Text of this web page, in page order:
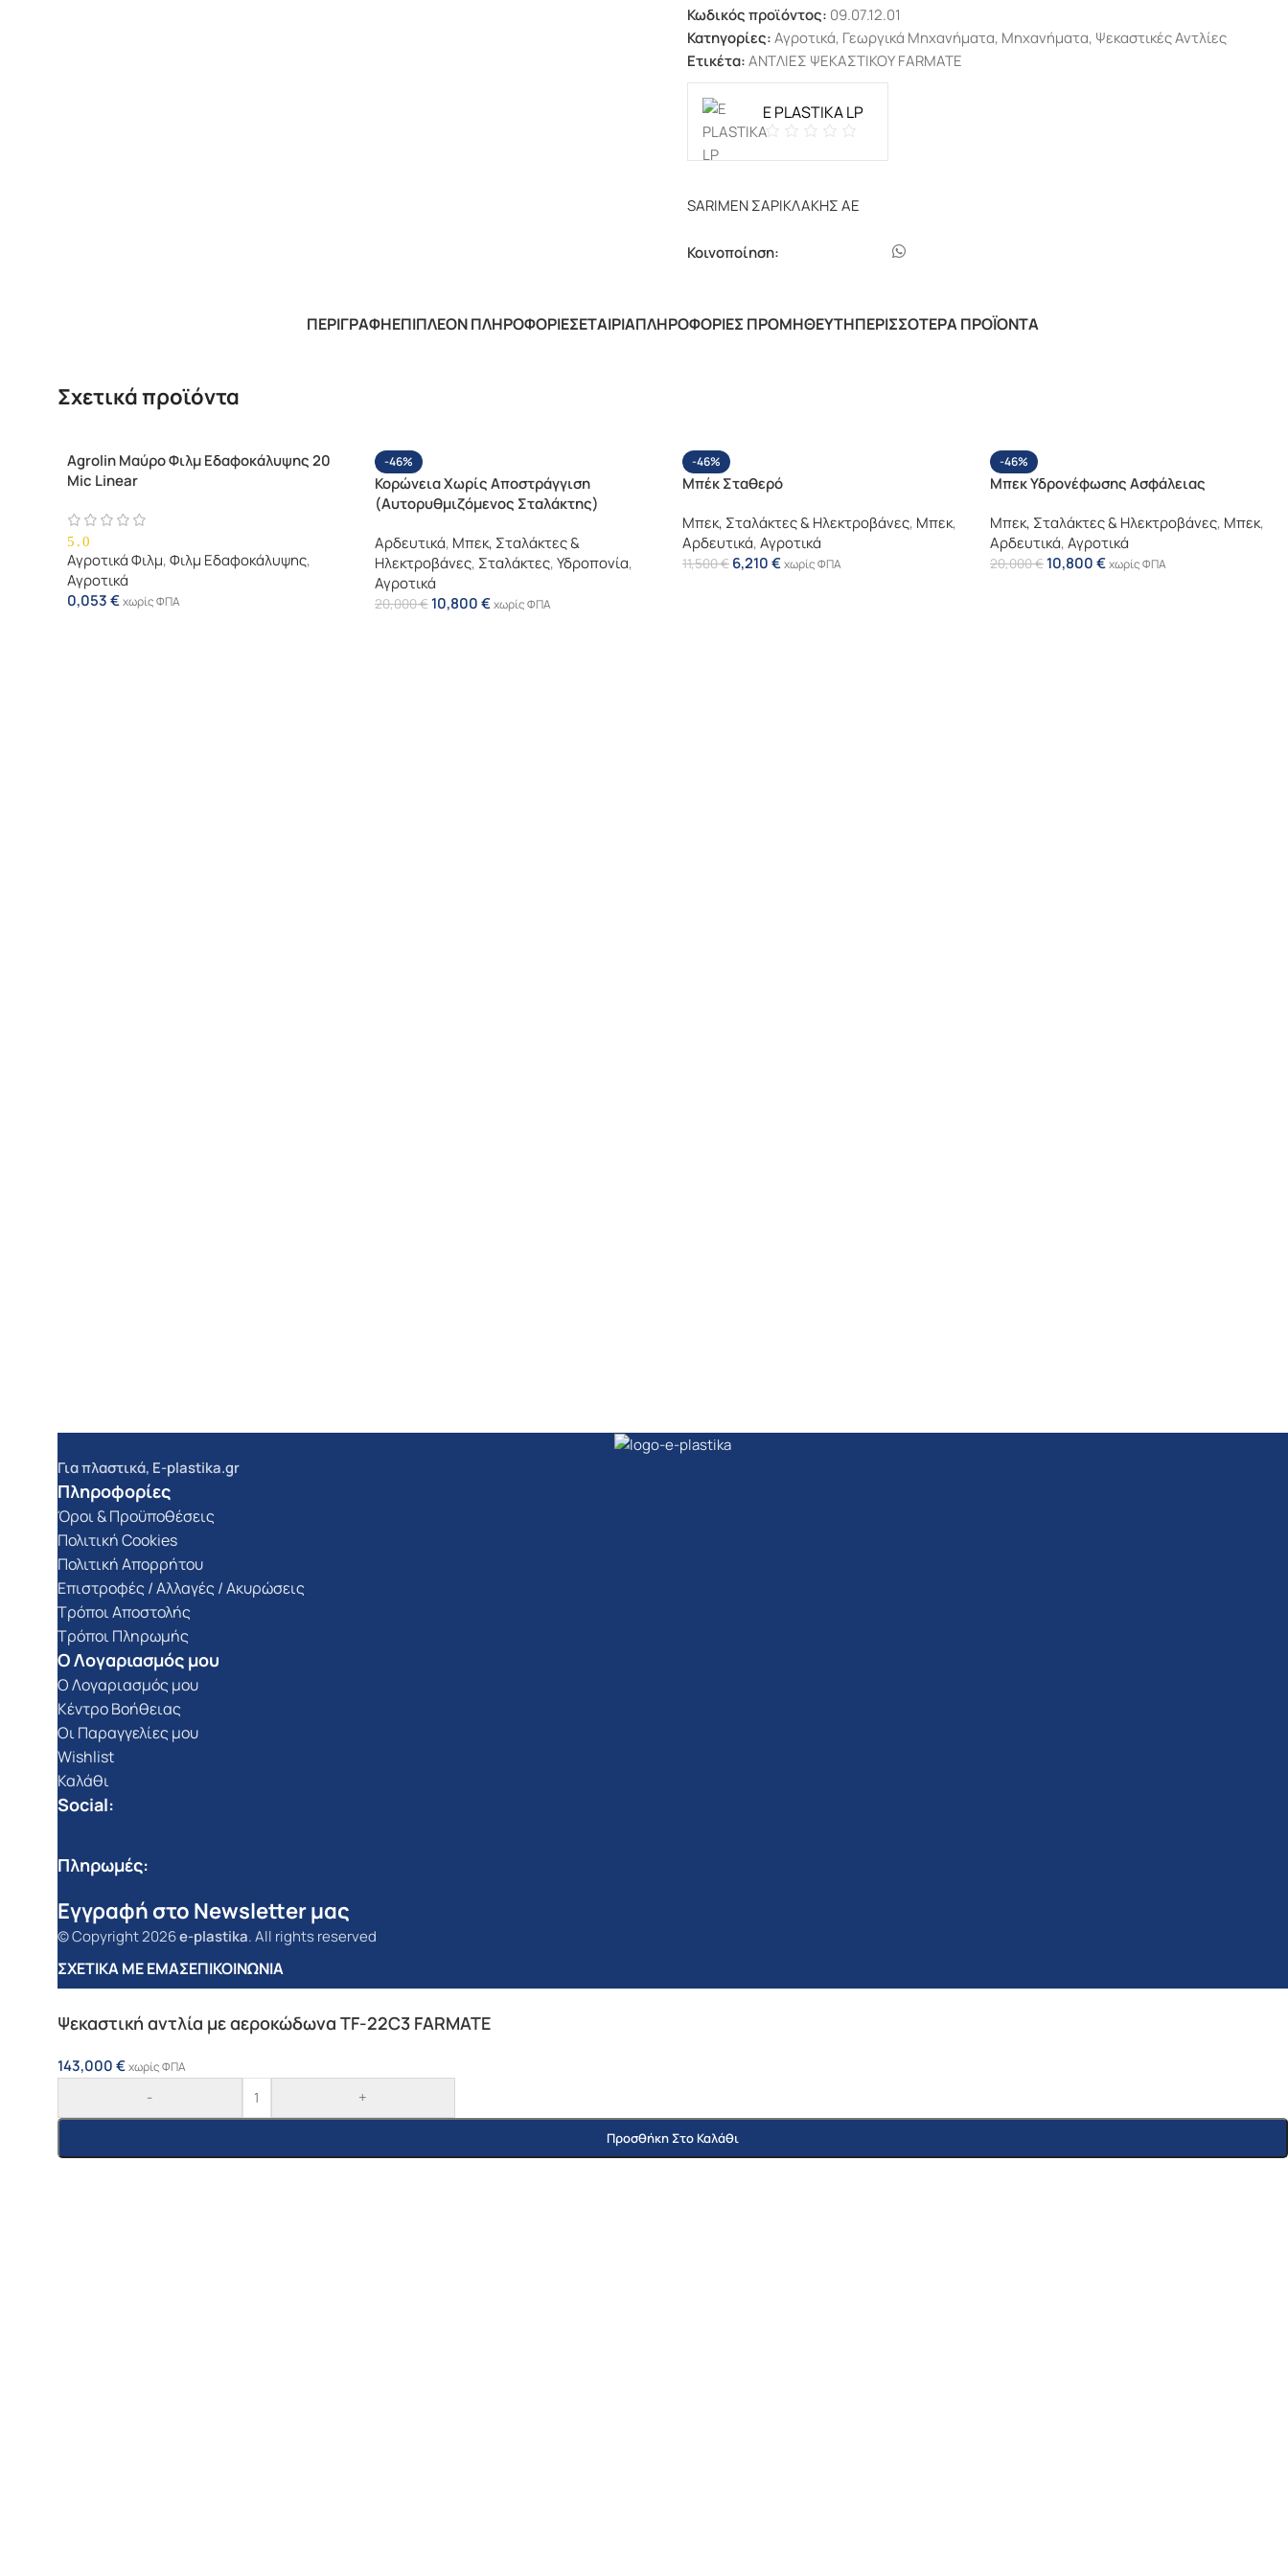
Κωδικός προϊόντος: 09.07.12.01
Κατηγορίες:Αγροτικά, Γεωργικά Μηχανήματα, Μηχανήματα, Ψεκαστικές Αντλίες
Ετικέτα:ΑΝΤΛΙΕΣ ΨΕΚΑΣΤΙΚΟΥ FARMATE
E PLASTIKA LP
SARIMEN ΣΑΡΙΚΛΑΚΗΣ ΑΕ
Κοινοποίηση:
ΠΕΡΙΓΡΑΦΉΕΠΙΠΛΈΟΝ ΠΛΗΡΟΦΟΡΊΕΣΕΤΑΙΡΊΑΠΛΗΡΟΦΟΡΊΕΣ ΠΡΟΜΗΘΕΥΤΉΠΕΡΙΣΣΌΤΕΡΑ ΠΡΟΪΌΝΤΑ
Σχετικά προϊόντα
Agrolin Μαύρο Φιλμ Εδαφοκάλυψης 20
Mic Linear
5.0
Αγροτικά Φιλμ,Φιλμ Εδαφοκάλυψης,
Αγροτικά
0,053€χωρίς ΦΠΑ
-46%
Κορώνεια Χωρίς Αποστράγγιση
(Αυτορυθμιζόμενος Σταλάκτης)
Αρδευτικά, Μπεκ, Σταλάκτες &
Ηλεκτροβάνες, Σταλάκτες,Υδροπονία,
Αγροτικά
20,000€ 10,800€χωρίς ΦΠΑ
-46%
Μπέκ Σταθερό
Μπεκ, Σταλάκτες & Ηλεκτροβάνες, Μπεκ,
Αρδευτικά,Αγροτικά
11,500€ 6,210€χωρίς ΦΠΑ
-46%
Μπεκ Υδρονέφωσης Ασφάλειας
Μπεκ, Σταλάκτες & Ηλεκτροβάνες, Μπεκ,
Αρδευτικά,Αγροτικά
20,000€ 10,800€χωρίς ΦΠΑ
Για πλαστικά, E-plastika.gr
Πληροφορίες
Όροι & Προϋποθέσεις
Πολιτική Cookies
Πολιτική Απορρήτου
Επιστροφές / Αλλαγές / Ακυρώσεις
Τρόποι Αποστολής
Τρόποι Πληρωμής
Ο Λογαριασμός μου
Ο Λογαριασμός μου
Κέντρο Βοήθειας
Οι Παραγγελίες μου
Wishlist
Καλάθι
Social:
Πληρωμές:
Εγγραφή στο Newsletter μας
© Copyright 2026e-plastika. All rights reserved
ΣΧΕΤΙΚΆ ΜΕ ΕΜΆΣΕΠΙΚΟΙΝΩΝΊΑ
Ψεκαστική αντλία με αεροκώδωνα TF-22C3 FARMATE
143,000€χωρίς ΦΠΑ
- +
Προσθήκη Στο Καλάθι